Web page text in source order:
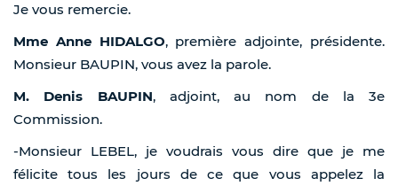
Je vous remercie.
Mme Anne HIDALGO, première adjointe, présidente.
Monsieur BAUPIN, vous avez la parole.
M. Denis BAUPIN, adjoint, au nom de la 3e
Commission.
-Monsieur LEBEL, je voudrais vous dire que je me
félicite tous les jours de ce que vous appelez la